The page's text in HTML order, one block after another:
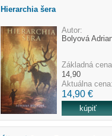
Hierarchia šera
Autor:
Bolyová
Základná
14,90
Aktuálna
14,90 €